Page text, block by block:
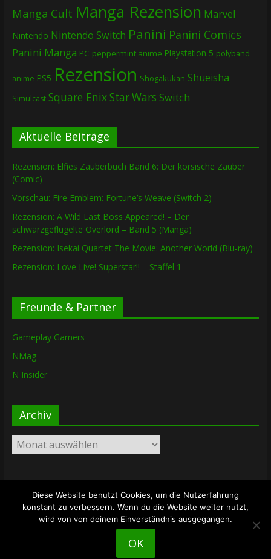
Manga Cult Manga Rezension Marvel
Nintendo Nintendo Switch Panini Panini Comics
Panini Manga PC peppermint anime Playstation 5 polyband
anime PS5 Rezension Shogakukan Shueisha
Simulcast Square EnixStar Wars Switch
Aktuelle Beiträge
Rezension: Elfies Zauberbuch Band 6: Der korsische Zauber
(Comic)
Vorschau: Fire Emblem: Fortune’s Weave (Switch 2)
Rezension: A Wild Last Boss Appeared! – Der
schwarzgeflügelte Overlord – Band 5 (Manga)
Rezension: Isekai Quartet The Movie: Another World (Blu-ray)
Rezension: Love Live! Superstar!! – Staffel 1
Freunde & Partner
Gameplay Gamers
NMag
N Insider
Archiv
Archiv
Copyright © 2026The Lost Dungeon. Alle Rechte vorbehalten.
Theme: ColorMag vonThemeGrill. Bereitgestellt von
WordPress
Diese Website benutzt Cookies, um die Nutzerfahrung
konstant zu verbessern. Wenn du die Website weiter nutzt,
wird von von deinem Einverständnis ausgegangen.
OK